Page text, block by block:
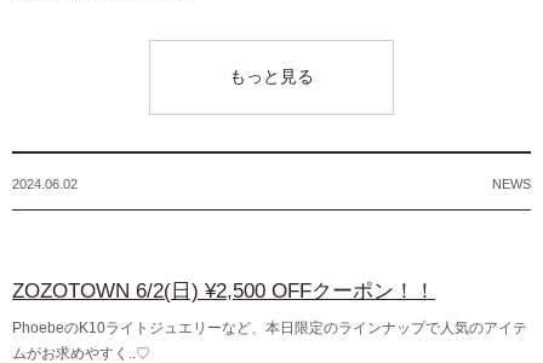
もっと見る
2024.06.02 NEWS
ZOZOTOWN 6/2(日) ¥2,500 OFFクーポン！！
PhoebeのK10ライトジュエリーなど、本日限定のラインナップで人気のアイテ
ムがお求めやすく..♡